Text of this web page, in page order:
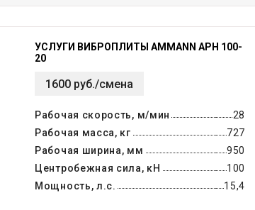
УСЛУГИ ВИБРОПЛИТЫ AMMANN APH 100-
20
1600 руб./смена
Рабочая скорость, м/мин
28
Рабочая масса, кг
727
Рабочая ширина, мм
950
Центробежная сила, кН
100
Мощность, л.с.
15,4